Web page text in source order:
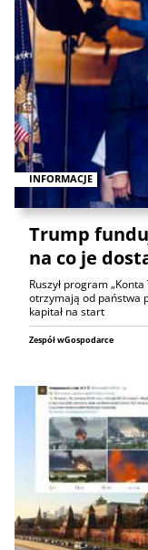
INFORMACJE
Trump
na co je
Ruszył program
otrzymają od państwa
kapitał na start
Zespół wGospodarce